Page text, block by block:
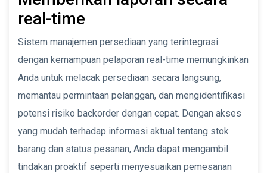
real-time
Sistem manajemen persediaan yang terintegrasi
dengan kemampuan pelaporan real-time memungkinkan
Anda untuk melacak persediaan secara langsung,
memantau permintaan pelanggan, dan mengidentifikasi
potensi risiko backorder dengan cepat. Dengan akses
yang mudah terhadap informasi aktual tentang stok
barang dan status pesanan, Anda dapat mengambil
tindakan proaktif seperti menyesuaikan pemesanan